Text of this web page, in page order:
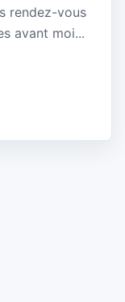
rendez-vous
avant moi...